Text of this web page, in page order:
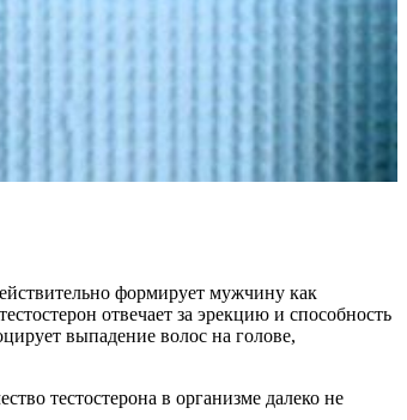
формирует мужчину как
отвечает за эрекцию и способность
выпадение волос на голове,
тестостерона в организме далеко не